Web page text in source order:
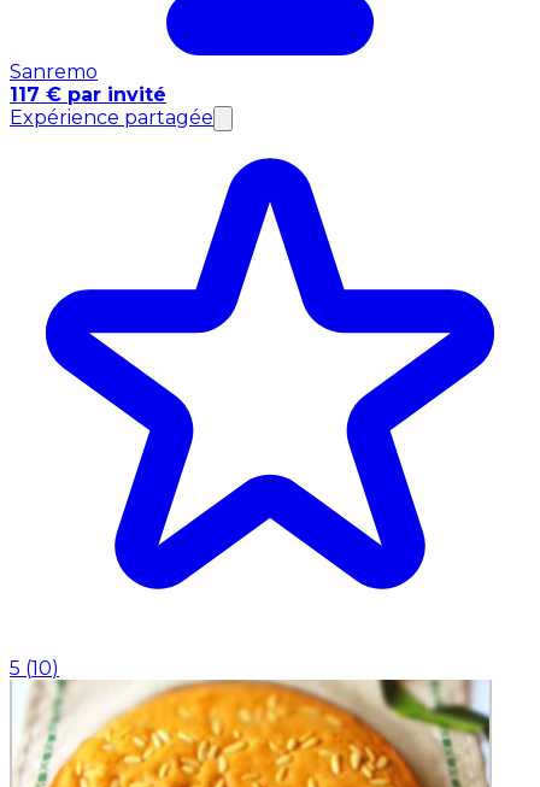
Sanremo
117 € par invité
Expérience partagée
5 (10)